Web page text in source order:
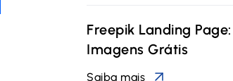
Freepik Landing
Imagens Grátis
Saiba mais